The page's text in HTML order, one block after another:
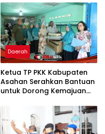
Nasional CNN Indonesia
Daerah
Ketua TP PKK Kabupaten
Asahan Serahkan Bantuan
untuk Dorong Kemajuan
Sentang